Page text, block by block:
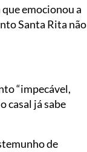
emocionou a
Santa Rita não
“impecável,
casal já sabe
de